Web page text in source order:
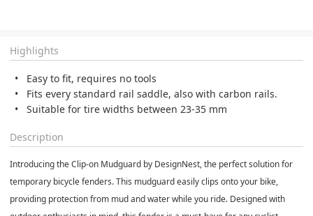
Highlights
Easy to fit, requires no tools
Fits every standard rail saddle, also with carbon rails.
Suitable for tire widths between 23-35 mm
Description
Introducing the Clip-on Mudguard by DesignNest, the perfect solution for
temporary bicycle fenders. This mudguard easily clips onto your bike,
providing protection from mud and water while you ride. Designed with